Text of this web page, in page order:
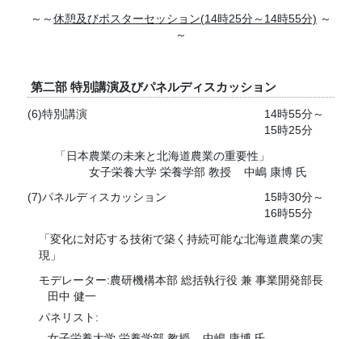
～～休憩及びポスターセッション(14時25分～14時55分) ～
～
第二部 特別講演及びパネルディスカッション
(6)特別講演
14時55分～
15時25分
「日本農業の未来と北海道農業の重要性」
女子栄養大学 栄養学部 教授
中嶋 康博 氏
(7)パネルディスカッション
15時30分～
16時55分
「変化に対応する技術で築く持続可能な北海道農業の実
現」
モデレーター:農研機構本部 総括執行役 兼 事業開発部長
田中 健一
パネリスト: